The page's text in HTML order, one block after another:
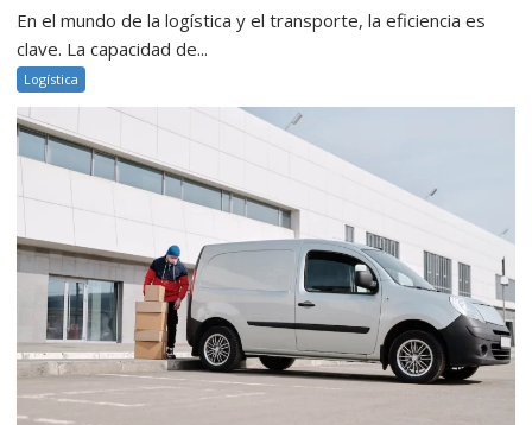
En el mundo de la logística y el transporte, la eficiencia es
clave. La capacidad de...
Logística